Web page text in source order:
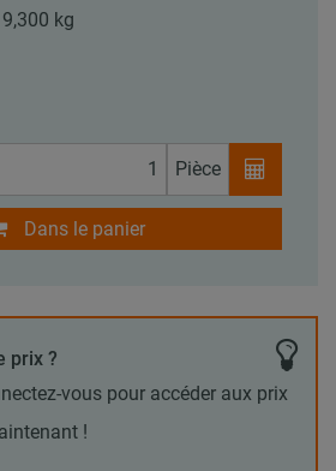
9,300 kg
Pièce
Dans le panier
prix ?
vous pour accéder aux prix
!